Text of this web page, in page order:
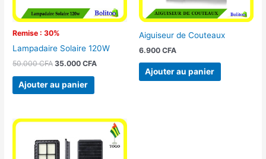
Remise : 30%
Lampadaire Solaire 120W
50.000CFA 35.000CFA
Ajouter au panier
Aiguiseur de Couteaux
6.900 CFA
Ajouter au panier